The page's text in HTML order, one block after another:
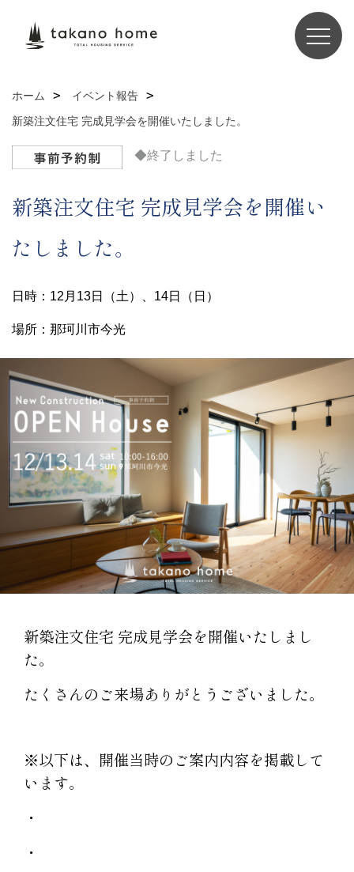
ホーム
イベント報告
新築注文住宅 完成見学会を開催いたしました。
◆終了しました
新築注文住宅 完成見学会を開催い
たしました。
日時：12月13日（土）、14日（日）
場所：那珂川市今光
新築注文住宅 完成見学会を開催いたしまし
た。
たくさんのご来場ありがとうございました。
※以下は、開催当時のご案内内容を掲載して
います。
・
・